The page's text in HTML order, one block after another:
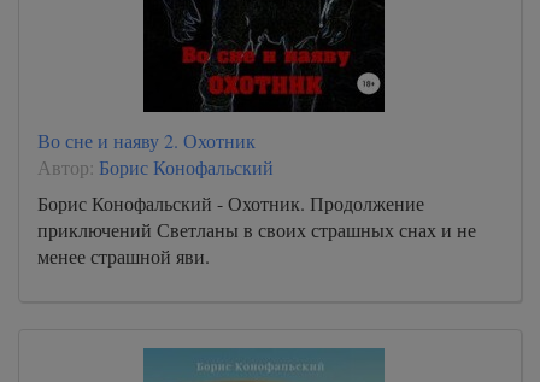
Во сне и наяву 2. Охотник
Автор: Борис Конофальский
Борис Конофальский - Охотник. Продолжение
приключений Светланы в своих страшных снах и не
менее страшной яви.